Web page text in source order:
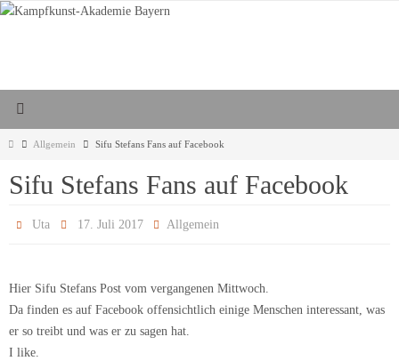
Zum
StartAllgemein Sifu Stefans Fans auf Facebook
Sifu Stefans Fans auf Facebook
Uta 17. Juli 2017 Allgemein
Hier Sifu Stefans Post vom vergangenen Mittwoch.
Da finden es auf Facebook offensichtlich einige Menschen interessant, was
er so treibt und was er zu sagen hat.
I like.